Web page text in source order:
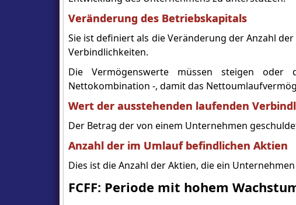
Veränderung des Betriebskapitals
Sie ist definiert als die Veränderung der Anzahl
Verbindlichkeiten.
Die Vermögenswerte müssen steigen
Nettokombination -, damit das
Wert der ausstehenden laufenden
Der Betrag der von einem Unternehmen
Anzahl der im Umlauf befindlichen Aktien
Dies ist die Anzahl der Aktien, die ein
FCFF: Periode mit hohem